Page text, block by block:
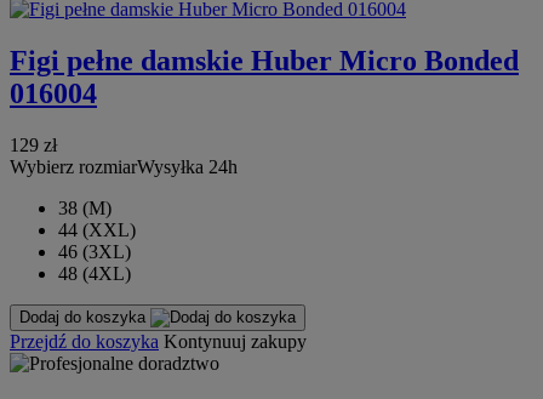
Figi pełne damskie Huber Micro Bonded
016004
129 zł
Wybierz rozmiarWysyłka 24h
38 (M)
44 (XXL)
46 (3XL)
48 (4XL)
Dodaj do koszyka
Przejdź do koszyka Kontynuuj zakupy